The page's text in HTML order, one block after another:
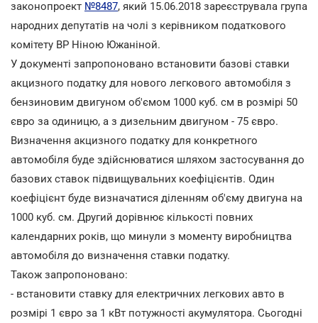
законопроект №8487, який 15.06.2018 зареєструвала група
народних депутатів на чолі з керівником податкового
комітету ВР Ніною Южаніной.
У документі запропоновано встановити базові ставки
акцизного податку для нового легкового автомобіля з
бензиновим двигуном об'ємом 1000 куб. см в розмірі 50
євро за одиницю, а з дизельним двигуном - 75 євро.
Визначення акцизного податку для конкретного
автомобіля буде здійснюватися шляхом застосування до
базових ставок підвищувальних коефіцієнтів. Один
коефіцієнт буде визначатися діленням об'єму двигуна на
1000 куб. см. Другий дорівнює кількості повних
календарних років, що минули з моменту виробництва
автомобіля до визначення ставки податку.
Також запропоновано:
- встановити ставку для електричних легкових авто в
розмірі 1 євро за 1 кВт потужності акумулятора. Сьогодні